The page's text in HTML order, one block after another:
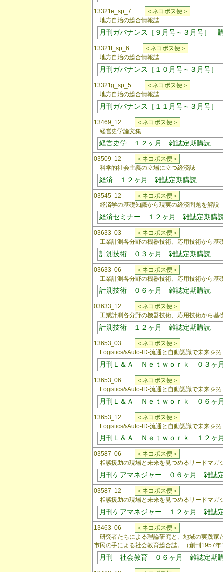
13321e_sp_7
＜ネコポス便＞
地方自治の総合情報誌
月刊ガバナンス［９月号～３月号］
13321f_sp_6
＜ネコポス便＞
地方自治の総合情報誌
月刊ガバナンス［１０月号～３月号
13321g_sp_5
＜ネコポス便＞
地方自治の総合情報誌
月刊ガバナンス［１１月号～３月号
13469_12
＜ネコポス便＞
経営史学論文集
経営史学 １２ヶ月 雑誌定期購読
03509_12
＜ネコポス便＞
科学的社会主義の立場に立つ経済誌
経済 １２ヶ月 雑誌定期購読
03545_12
＜ネコポス便＞
経済学の基礎知識から現実の経済問題を解説
経済セミナー １２ヶ月 雑誌定期購
03633_03
＜ネコポス便＞
工業計測各分野の機器技術、応用技術から基
計測技術 ０３ヶ月 雑誌定期購読
03633_06
＜ネコポス便＞
工業計測各分野の機器技術、応用技術から基
計測技術 ０６ヶ月 雑誌定期購読
03633_12
＜ネコポス便＞
工業計測各分野の機器技術、応用技術から基
計測技術 １２ヶ月 雑誌定期購読
13653_03
＜ネコポス便＞
Logistics&Auto-ID-流通と自動認識で未来を拓
月刊Ｌ＆Ａ Ｎｅｔｗｏｒｋ ０３ヶ
13653_06
＜ネコポス便＞
Logistics&Auto-ID-流通と自動認識で未来を拓
月刊Ｌ＆Ａ Ｎｅｔｗｏｒｋ ０６ヶ
13653_12
＜ネコポス便＞
Logistics&Auto-ID-流通と自動認識で未来を拓
月刊Ｌ＆Ａ Ｎｅｔｗｏｒｋ １２ヶ
03587_06
＜ネコポス便＞
相談援助の現場と未来を見つめるリードマガ
月刊ケアマネジャー ０６ヶ月 雑誌
03587_12
＜ネコポス便＞
相談援助の現場と未来を見つめるリードマガ
月刊ケアマネジャー １２ヶ月 雑誌
13463_06
＜ネコポス便＞
研究者たちによる理論研究と、地域の実践家
市民の手による社会教育総合誌。（創刊1957年
月刊 社会教育 ０６ヶ月 雑誌定期